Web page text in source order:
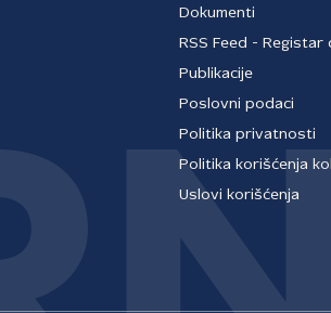
Dokumenti
RSS Feed - Registar
Publikacije
Poslovni podaci
Politika privatnosti
Politika korišćenja
Uslovi korišćenja